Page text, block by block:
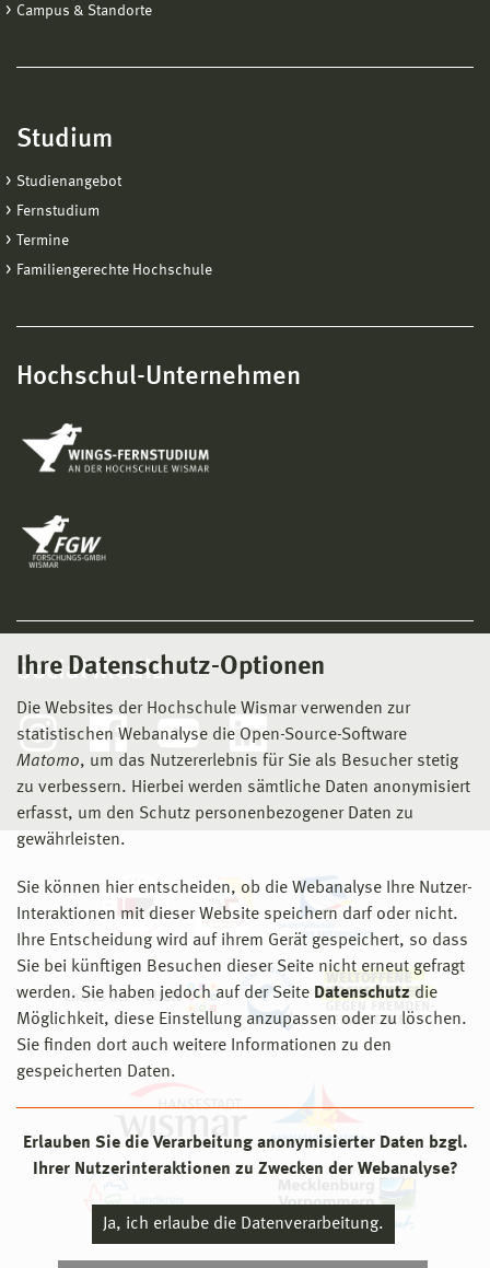
Ihre Datenschutz-Optionen
Die Websites der Hochschule Wismar verwenden zur
statistischen Webanalyse die Open-Source-Software
Matomo, um das Nutzererlebnis für Sie als Besucher stetig
zu verbessern. Hierbei werden sämtliche Daten anonymisiert
erfasst, um den Schutz personenbezogener Daten zu
gewährleisten.
Sie können hier entscheiden, ob die Webanalyse Ihre Nutzer-
Interaktionen mit dieser Website speichern darf oder nicht.
Ihre Entscheidung wird auf ihrem Gerät gespeichert, so dass
Sie bei künftigen Besuchen dieser Seite nicht erneut gefragt
werden. Sie haben jedoch auf der Seite Datenschutz die
Möglichkeit, diese Einstellung anzupassen oder zu löschen.
Sie finden dort auch weitere Informationen zu den
gespeicherten Daten.
Erlauben Sie die Verarbeitung anonymisierter Daten bzgl.
Ihrer Nutzerinteraktionen zu Zwecken der Webanalyse?
Ja, ich erlaube die Datenverarbeitung.
Campus & Standorte
Studium
Studienangebot
Fernstudium
Termine
Familiengerechte Hochschule
Hochschul-Unternehmen
Social Media